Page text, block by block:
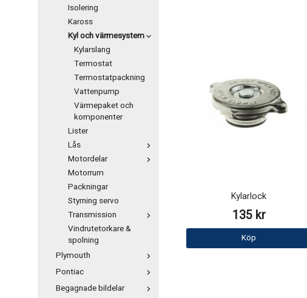
Isolering
Kaross
Kyl och värmesystem
Kylarslang
Termostat
Termostatpackning
Vattenpump
Värmepaket och
komponenter
Lister
Lås
Motordelar
Motorrum
Packningar
Styrning servo
Transmission
Vindrutetorkare &
spolning
Plymouth
Pontiac
Begagnade bildelar
Kylarlock
135 kr
Köp